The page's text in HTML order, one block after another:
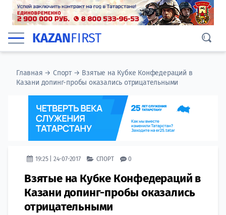
KAZANFIRST
Главная →Спорт→ Взятые на Кубке Конфедераций в
Казани допинг-пробы оказались отрицательными
19:25 | 24-07-2017 СПОРТ 0
Взятые на Кубке Конфедераций в
Казани допинг-пробы оказались
отрицательными